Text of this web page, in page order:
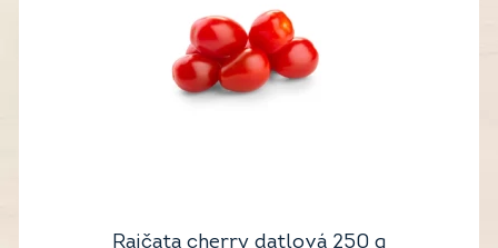
Rajčata cherry datlová 250 g